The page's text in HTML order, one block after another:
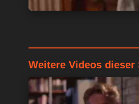
Weitere Videos dieser